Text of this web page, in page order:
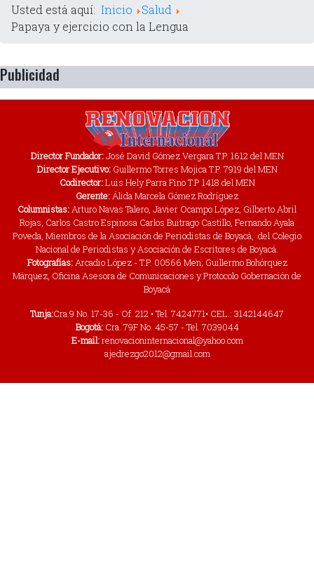
Usted está aquí: Inicio
Salud
Papaya y ejercicio con la Lengua
Publicidad
Director Fundador:José David Gómez Vergara T.P. 1612 del MEN
Director Ejecutivo:Guillermo Torres Mojica T.P. 7919 del MEN
Codirector:Luis Hely Parra Fino T.P 1418 del MEN
Gerente: Álida Marcela Gómez Rodríguez
Columnistas: Arturo Navas Talero, Javier Ocampo López, Gilberto Abril
Rojas, Carlos Castro Espinosa Carlos Buitrago Castillo, Fernando Ayala
Poveda, Miembros de la Asociación de Periodistas de Boyacá, del Colegio
Nacional de Periodistas y Asociación de Escritores de Boyacá.
Fotografías:Arcadio López - T.P. 00566 Men; Guillermo Bohórquez
Márquez, Oficina Asesora de Comunicaciones y Protocolo Gobernación de
Boyacá
Tunja:Cra.9 No. 17-36 - Of. 212 • Tel. 7424771• CEL.: 3142144647
Bogotá:Cra. 79F No. 45-57 - Tel. 7039044
E-mail:renovacioninternacional@yahoo.com
ajedrezgo2012@gmail.com